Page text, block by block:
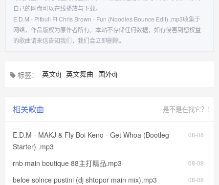
自己的网盘可以在线播放与下载。
E.D.M - Pitbull Ft Chris Brown - Fun (Noodles Bounce Edit) .mp3收集于
网络，作品版权为原作者所有。本站不存储任何数据，如有侵害到您权益
的歌曲请来信告知我们，我们会立即删除。
标签： 英文dj 英文舞曲 国外dj
相关歌曲 是不是在找它？！
08-08
E.D.M - MAKJ & Fly Boi Keno - Get Whoa (Bootleg
Starter) .mp3
08-08
rnb main boutique 88主打精品.mp3
08-08
beloe solnce pustini (dj shtopor main mix).mp3